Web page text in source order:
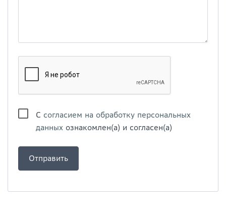
С согласием на обработку персональных
данных ознакомлен(а) и согласен(а)